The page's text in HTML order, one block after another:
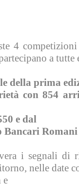
4
a
della prima
con 854
e dal
Romani
i segnali di
nelle date
e